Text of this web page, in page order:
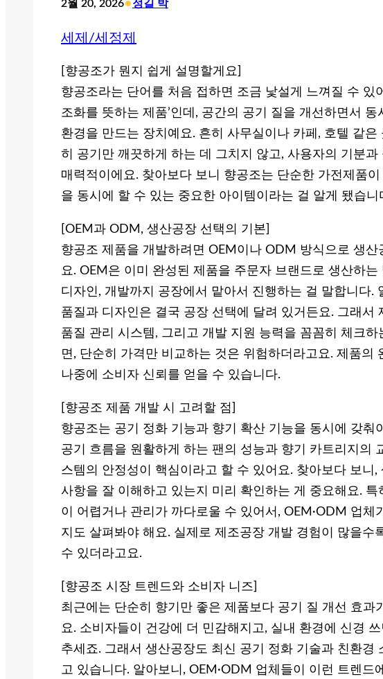
2월 20, 2026•정길 박
세제/세정제
[향공조가 뭔지 쉽게 설명할게요]
향공조라는 단어를 처음 접하면 조금 낯설게 느껴질 수 있
조화를 뜻하는 제품’인데, 공간의 공기 질을 개선하면서
환경을 만드는 장치예요. 흔히 사무실이나 카페, 호텔 같
히 공기만 깨끗하게 하는 데 그치지 않고, 사용자의 기분과
매력적이에요. 찾아보다 보니 향공조는 단순한 가전제품
을 동시에 할 수 있는 중요한 아이템이라는 걸 알게 됐습니
[OEM과 ODM, 생산공장 선택의 기본]
향공조 제품을 개발하려면 OEM이나 ODM 방식으로 생산
요. OEM은 이미 완성된 제품을 주문자 브랜드로 생산하
디자인, 개발까지 공장에서 맡아서 진행하는 걸 말합니다.
품질과 디자인은 결국 공장 선택에 달려 있거든요. 그래서
품질 관리 시스템, 그리고 개발 지원 능력을 꼼꼼히 체크
면, 단순히 가격만 비교하는 것은 위험하더라고요. 제품의
나중에 소비자 신뢰를 얻을 수 있습니다.
[향공조 제품 개발 시 고려할 점]
향공조는 공기 정화 기능과 향기 확산 기능을 동시에 갖춰
공기 흐름을 원활하게 하는 팬의 성능과 향기 카트리지의
스템의 안정성이 핵심이라고 할 수 있어요. 찾아보다 보니
사항을 잘 이해하고 있는지 미리 확인하는 게 중요해요.
이 어렵거나 관리가 까다로울 수 있어서, OEM·ODM 업체
지도 살펴봐야 해요. 실제로 제조공장 개발 경험이 많을수
수 있더라고요.
[향공조 시장 트렌드와 소비자 니즈]
최근에는 단순히 향기만 좋은 제품보다 공기 질 개선 효과
요. 소비자들이 건강에 더 민감해지고, 실내 환경에 신경
추세죠. 그래서 생산공장도 최신 공기 정화 기술과 친환경
고 있습니다. 알아보니, OEM·ODM 업체들이 이런 트렌드